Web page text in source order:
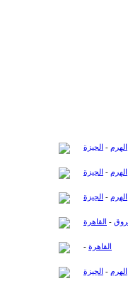
الهرم - الجيزة
الهرم - الجيزة
الهرم - الجيزة
- القاهرة
- القاهرة
الهرم - الجيزة